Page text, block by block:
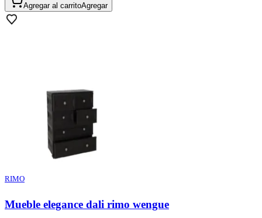
Agregar al carritoAgregar
RIMO
Mueble elegance dali rimo wengue